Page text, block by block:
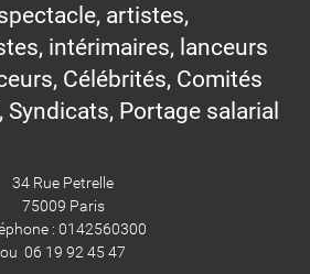
artistes,
intérimaires, lanceurs
Célébrités, Comités
Syndicats, Portage salarial
34 Rue Petrelle
75009 Paris
: 0142560300
ou 06 19 92 45 47